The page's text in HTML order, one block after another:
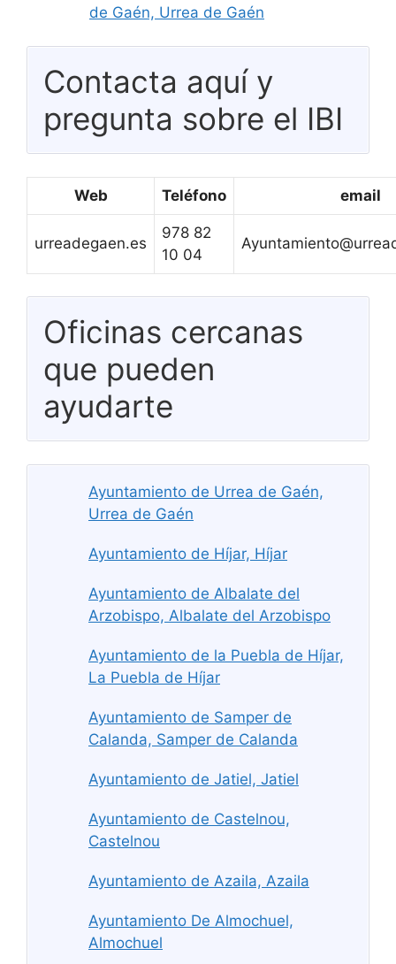
de Gaén, Urrea de Gaén
Contacta aquí y
pregunta sobre el IBI
Web Teléfono email
urreadegaen.es
978 82
10 04
Oficinas cercanas
que pueden
ayudarte
Ayuntamiento de Urrea de Gaén,
Urrea de Gaén
Ayuntamiento de Híjar, Híjar
Ayuntamiento de Albalate del
Arzobispo, Albalate del Arzobispo
Ayuntamiento de la Puebla de Híjar,
La Puebla de Híjar
Ayuntamiento de Samper de
Calanda, Samper de Calanda
Ayuntamiento de Jatiel, Jatiel
Ayuntamiento de Castelnou,
Castelnou
Ayuntamiento de Azaila, Azaila
Ayuntamiento De Almochuel,
Almochuel